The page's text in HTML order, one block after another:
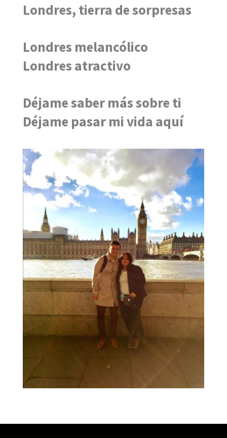
Londres, tierra de sorpresas
Londres melancólico
Londres atractivo
Déjame saber más sobre ti
Déjame pasar mi vida aquí